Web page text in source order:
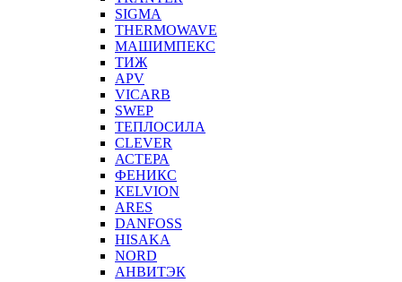
SIGMA
THERMOWAVE
МАШИМПЕКС
ТИЖ
APV
VICARB
SWEP
ТЕПЛОСИЛА
CLEVER
АСТЕРА
ФЕНИКС
KELVION
ARES
DANFOSS
HISAKA
NORD
АНВИТЭК